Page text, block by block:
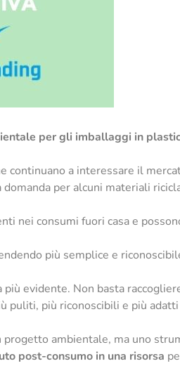
per gli imballaggi in
continuano a interessare il
per alcuni materiali
nei consumi fuori casa e
più semplice e
evidente. Non basta
puliti, più riconoscibili e più
ambientale, ma uno
post-consumo in una risorsa